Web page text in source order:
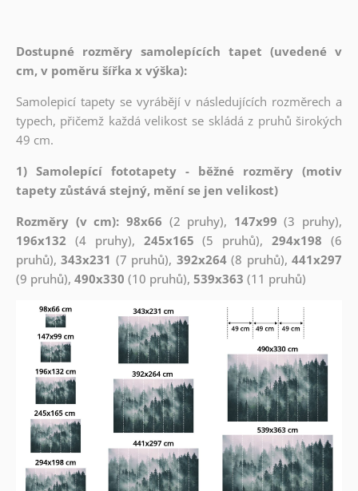
Dostupné rozměry samolepících tapet (uvedené v
cm, v poměru šířka x výška):
Samolepicí tapety se vyrábějí v následujících rozměrech a
typech, přičemž každá velikost se skládá z pruhů širokých
49 cm.
1) Samolepící fototapety - běžné rozměry (motiv
tapety zůstává stejný, mění se jen velikost)
Rozměry (v cm): 98x66 (2 pruhy), 147x99 (3 pruhy),
196x132 (4 pruhy), 245x165 (5 pruhů),294x198 (6
pruhů),343x231 (7 pruhů), 392x264(8 pruhů),441x297
(9 pruhů), 490x330 (10 pruhů), 539x363 (11 pruhů)